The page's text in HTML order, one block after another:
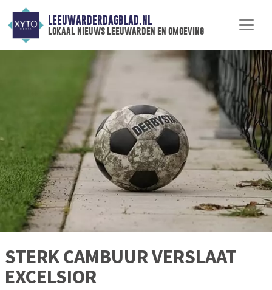
LEEUWARDERDAGBLAD.NL
lokaal nieuws leeuwarden en omgeving
STERK CAMBUUR VERSLAAT
EXCELSIOR